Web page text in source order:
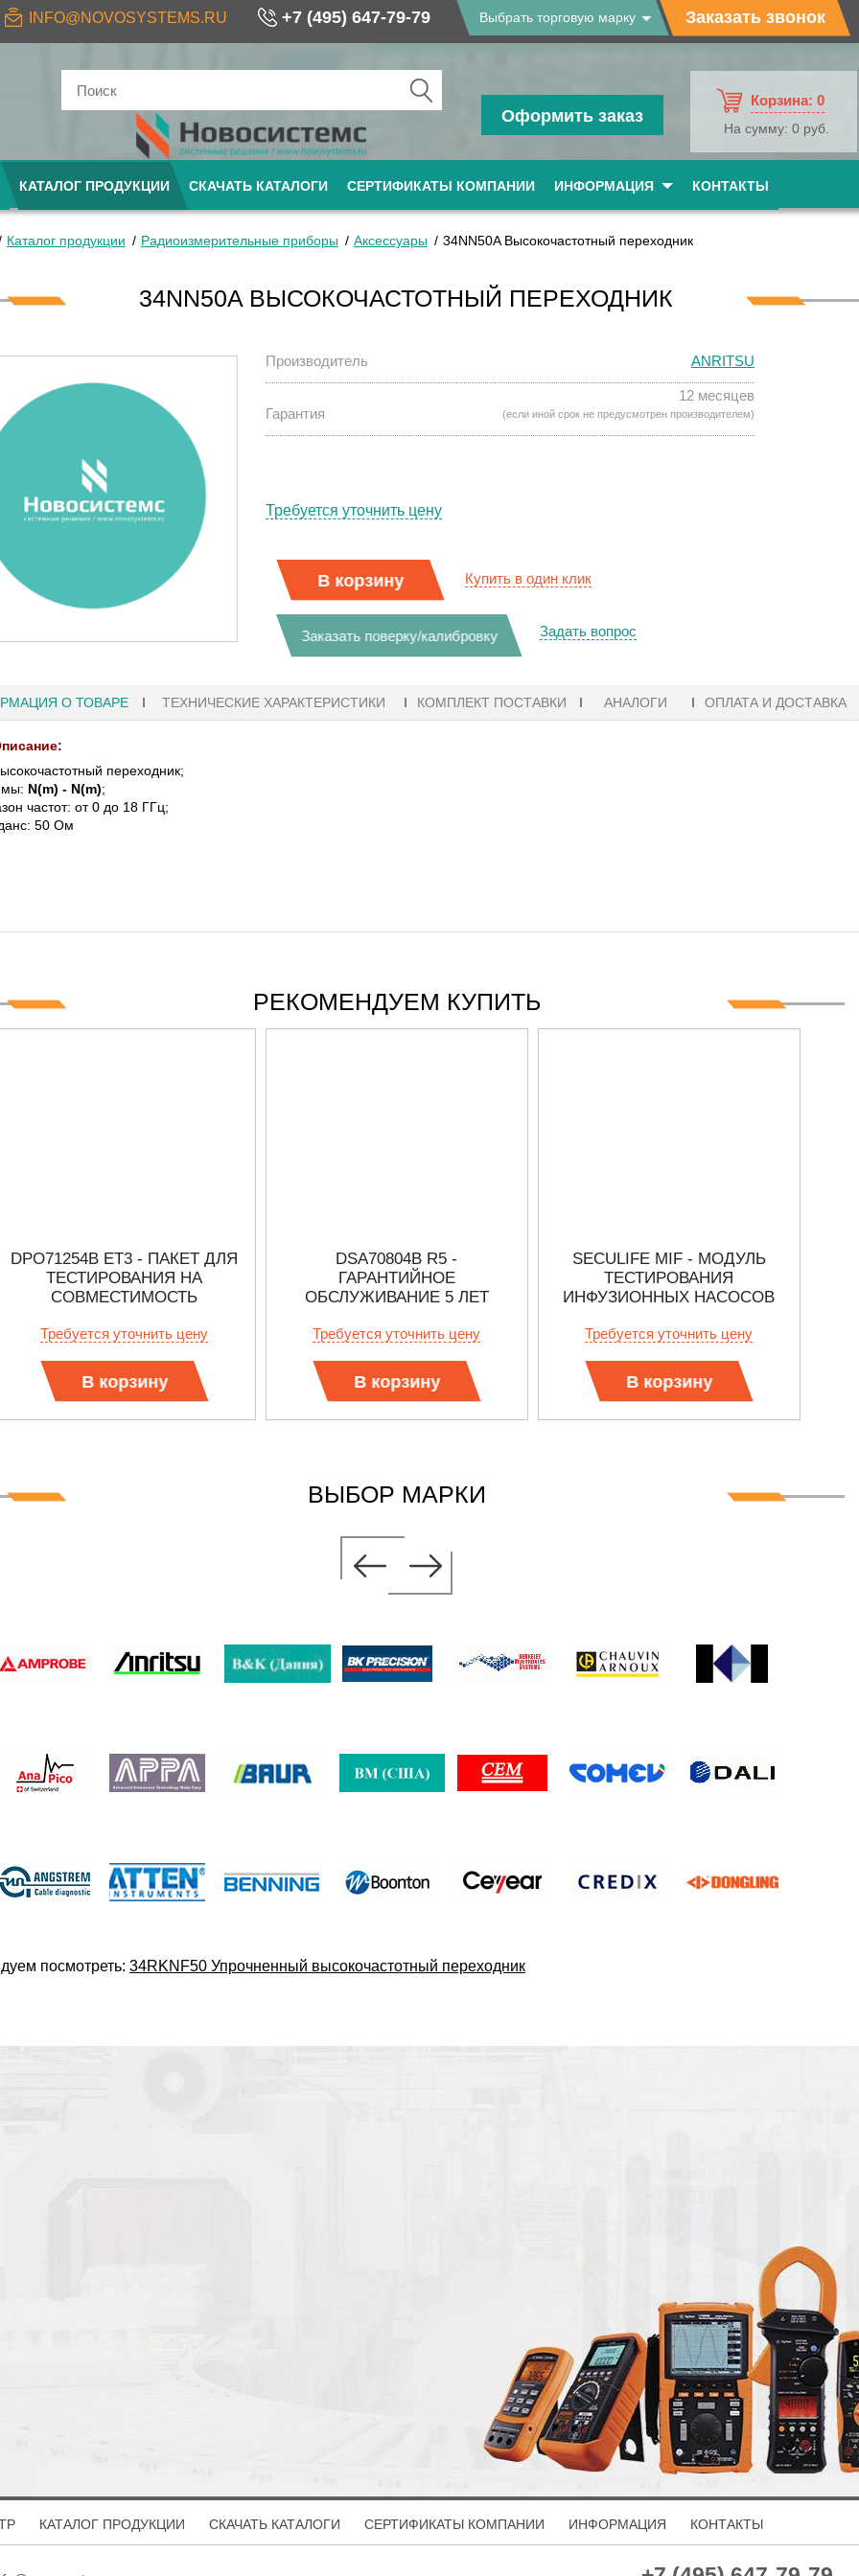
INFO@NOVOSYSTEMS.RU +7 (495) 647-79-79 Выбрать торговую марку Заказать звонок
Оформить заказ
Корзина: 0
На сумму: 0 руб.
КАТАЛОГ ПРОДУКЦИИ СКАЧАТЬ КАТАЛОГИ СЕРТИФИКАТЫ КОМПАНИИ ИНФОРМАЦИЯ КОНТАКТЫ
Каталог продукции Радиоизмерительные приборы Аксессуары 34NN50A Высокочастотный переходник
34NN50A ВЫСОКОЧАСТОТНЫЙ ПЕРЕХОДНИК
Производитель ANRITSU
Гарантия
12 месяцев
(если иной срок не предусмотрен производителем)
Требуется уточнить цену
В корзину Купить в один клик
Заказать поверку/калибровку Задать вопрос
О ТОВАРЕ ТЕХНИЧЕСКИЕ ХАРАКТЕРИСТИКИ КОМПЛЕКТ ПОСТАВКИ АНАЛОГИ ОПЛАТА И ДОСТАВКА
переходник;
N(m) - N(m);
частот: от 0 до 18 ГГц;
50 Ом
РЕКОМЕНДУЕМ КУПИТЬ
DPO71254B ET3 - ПАКЕТ ДЛЯ
ТЕСТИРОВАНИЯ НА
СОВМЕСТИМОСТЬ
Требуется уточнить цену
В корзину
DSA70804B R5 -
ГАРАНТИЙНОЕ
ОБСЛУЖИВАНИЕ 5 ЛЕТ
Требуется уточнить цену
В корзину
SECULIFE MIF - МОДУЛЬ
ТЕСТИРОВАНИЯ
ИНФУЗИОННЫХ НАСОСОВ
Требуется уточнить цену
В корзину
ВЫБОР МАРКИ
посмотреть: 34RKNF50 Упрочненный высокочастотный переходник
КАТАЛОГ ПРОДУКЦИИ СКАЧАТЬ КАТАЛОГИ СЕРТИФИКАТЫ КОМПАНИИ ИНФОРМАЦИЯ КОНТАКТЫ